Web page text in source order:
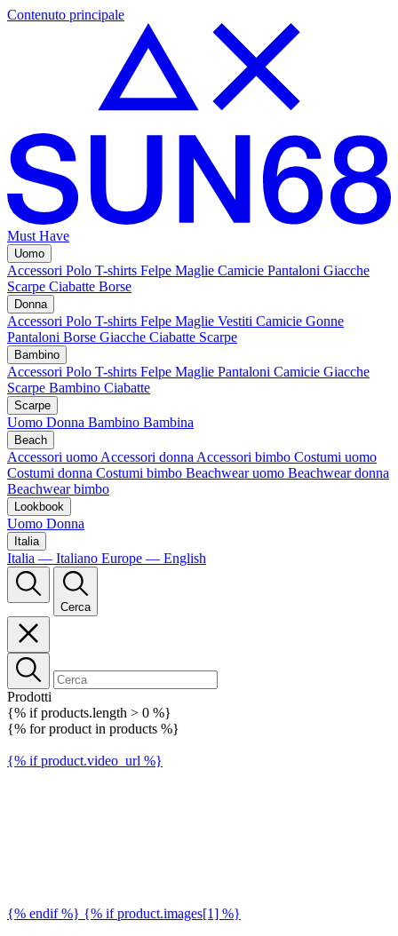
Contenuto principale
Must Have
Uomo
Accessori Polo T-shirts Felpe Maglie Camicie Pantaloni Giacche
Scarpe Ciabatte Borse
Donna
Accessori Polo T-shirts Felpe Maglie Vestiti Camicie Gonne
Pantaloni Borse Giacche Ciabatte Scarpe
Bambino
Accessori Polo T-shirts Felpe Maglie Pantaloni Camicie Giacche
Scarpe Bambino Ciabatte
Scarpe
Uomo Donna Bambino Bambina
Beach
Accessori uomo Accessori donna Accessori bimbo Costumi uomo
Costumi donna Costumi bimbo Beachwear uomo Beachwear donna
Beachwear bimbo
Lookbook
Uomo Donna
Italia
Italia — Italiano Europe — English
Cerca
Prodotti
{% if products.length > 0 %}
{% for product in products %}
{% if product.video_url %}
{% endif %} {% if product.images[1] %}